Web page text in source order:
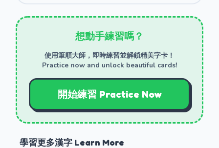
想動手練習嗎？
使用筆順大師，即時練習並解鎖精美字卡！
Practice now and unlock beautiful cards!
開始練習 Practice Now
學習更多漢字 Learn More